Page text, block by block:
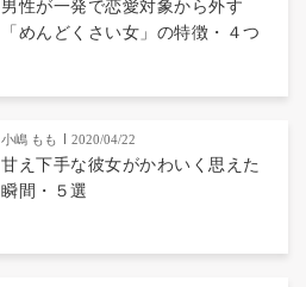
男性が一発で恋愛対象から外す
「めんどくさい女」の特徴・４つ
小嶋 もも 2020/04/22
甘え下手な彼女がかわいく思えた
瞬間・５選